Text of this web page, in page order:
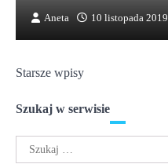
Aneta 10 listopada 2019
Nawigacja
Starsze wpisy
Szukaj w serwisie
Szukaj: